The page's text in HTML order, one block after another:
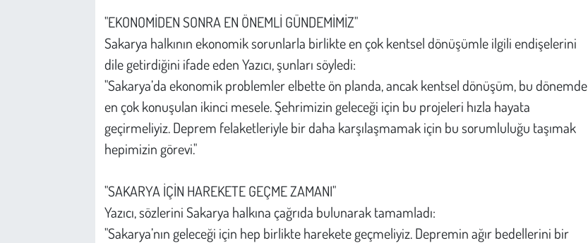
"EKONOMİDEN SONRA EN ÖNEMLİ GÜNDEMİMİZ"
Sakarya halkının ekonomik sorunlarla birlikte en çok kentsel dönüşümle ilgili endişelerini
dile getirdiğini ifade eden Yazıcı, şunları söyledi:
"Sakarya’da ekonomik problemler elbette ön planda, ancak kentsel dönüşüm, bu dönemde
en çok konuşulan ikinci mesele. Şehrimizin geleceği için bu projeleri hızla hayata
geçirmeliyiz. Deprem felaketleriyle bir daha karşılaşmamak için bu sorumluluğu taşımak
hepimizin görevi."
"SAKARYA İÇİN HAREKETE GEÇME ZAMANI"
Yazıcı, sözlerini Sakarya halkına çağrıda bulunarak tamamladı:
"Sakarya’nın geleceği için hep birlikte harekete geçmeliyiz. Depremin ağır bedellerini bir